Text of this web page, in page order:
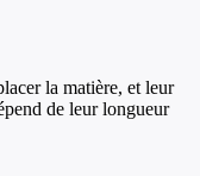
la matière, et leur
de leur longueur